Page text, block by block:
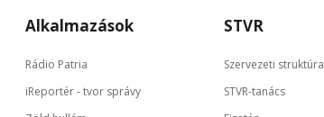
Alkalmazások
Rádio Patria
iReportér - tvor správy
STVR
Szervezeti struktúra
STVR-tanács